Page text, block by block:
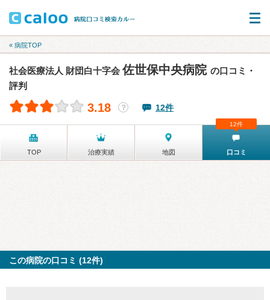
« 病院TOP
社会医療法人 財団白十字会 佐世保中央病院 の口コミ・
評判
3.18 ？ 12件
TOP 治療実績 地図 口コミ
12件
この病院の口コミ (12件)